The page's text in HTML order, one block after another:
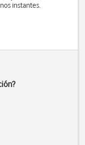
instantes.